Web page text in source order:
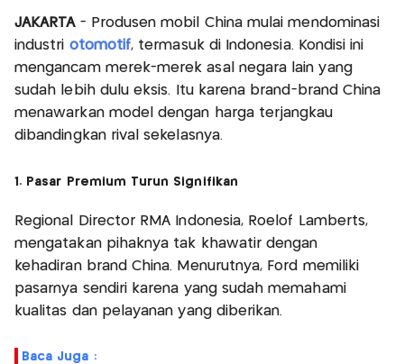
JAKARTA- Produsen mobil China mulai mendominasi
industri otomotif, termasuk di Indonesia. Kondisi ini
mengancam merek-merek asal negara lain yang
sudah lebih dulu eksis. Itu karena brand-brand China
menawarkan model dengan harga terjangkau
dibandingkan rival sekelasnya.
1. Pasar Premium Turun Signifikan
Regional Director RMA Indonesia, Roelof Lamberts,
mengatakan pihaknya tak khawatir dengan
kehadiran brand China. Menurutnya, Ford memiliki
pasarnya sendiri karena yang sudah memahami
kualitas dan pelayanan yang diberikan.
Baca Juga :